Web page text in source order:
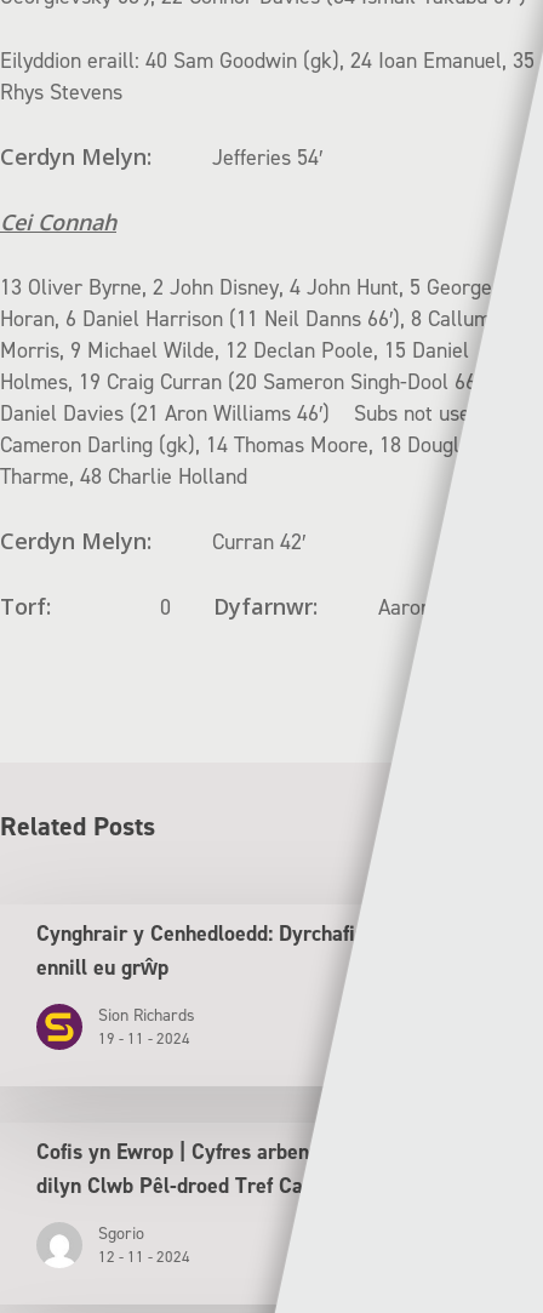
Eilyddion eraill: 40 Sam Goodwin (gk), 24 Ioan Emanuel, 35
Rhys Stevens
Cerdyn Melyn: Jefferies 54′
Cei Connah
13 Oliver Byrne, 2 John Disney, 4 John Hunt, 5 George
Horan, 6 Daniel Harrison (11 Neil Danns 66′), 8 Callum
Morris, 9 Michael Wilde, 12 Declan Poole, 15 Daniel
Holmes, 19 Craig Curran (20 Sameron Singh-Dool 66′), 22
Daniel Davies (21 Aron Williams 46′) Subs not used: 58
Cameron Darling (gk), 14 Thomas Moore, 18 Douglas
Tharme, 48 Charlie Holland
Cerdyn Melyn: Curran 42′
Torf: 0 Dyfarnwr: Aaron Wyn Jones
Related Posts
Cynghrair y Cenhedloedd: Dyrchafiad i Gymru ar ôl
ennill eu grŵp
Sion Richards
19 - 11 - 2024
Cofis yn Ewrop | Cyfres arbennig tu ôl y llen yn
dilyn Clwb Pêl-droed Tref Caernarfon
Sgorio
12 - 11 - 2024